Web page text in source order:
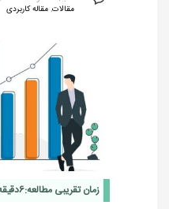
مقالات, مقاله کاربردی
زمان تقریبی مطالعه:6